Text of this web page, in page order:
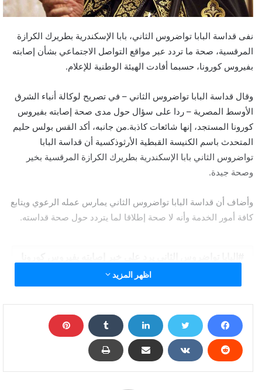
نفى قداسة البابا تواضروس الثاني، بابا الإسكندرية بطريرك الكرازة
المرقسية، صحة ما تردد عبر مواقع التواصل الاجتماعي بشأن إصابته
بفيروس كورونا، حسبما أفادت الهيئة الوطنية للإعلام.
وقال قداسة البابا تواضروس الثاني – في تصريح لوكالة أنباء الشرق
الأوسط المصرية – ردا على سؤال حول مدى صحة إصابته بفيروس
كورونا المستجد، إنها شائعات كاذبة.من جانبه، أكد القس بولس حليم
المتحدث باسم الكنيسة القبطية الأرثوذكسية أن قداسة البابا
تواضروس الثاني بابا الإسكندرية بطريرك الكرازة المرقسية بخير
وصحة جيدة.
وأضاف أن قداسة البابا تواضروس الثاني يمارس عمله الرعوي ويتابع
كافة أمور الخدمة وأنه لا صحة إطلاقا لما يتردد حول صحة قداسته.
اظهر المزيد